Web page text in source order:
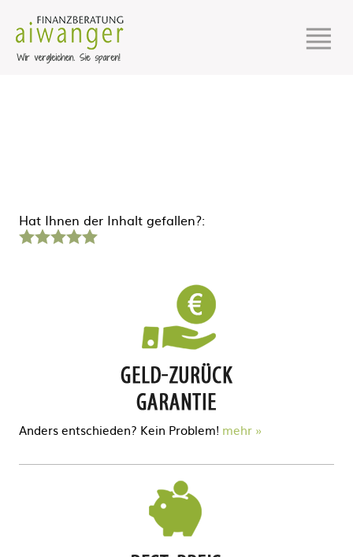
Hat Ihnen der Inhalt gefallen?:
Stern Sterne Sterne Sterne Sterne
Anders entschieden? Kein Problem! mehr